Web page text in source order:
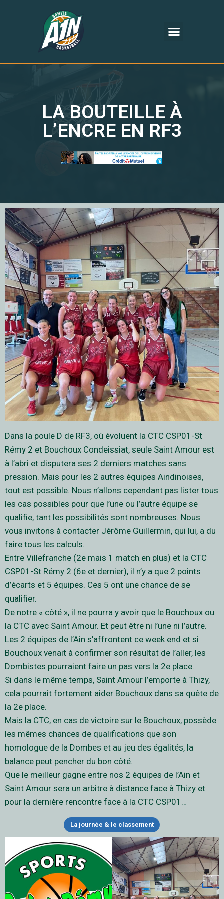
LA BOUTEILLE À
L’ENCRE EN RF3
Dans la poule D de RF3, où évoluent la CTC CSP01-St
Rémy 2 et Bouchoux Condeissiat, seule Saint Amour est
à l’abri et disputera ses 2 derniers matches sans
pression. Mais pour les 2 autres équipes Aindinoises,
tout est possible. Nous n’allons cependant pas lister tous
les cas possibles pour que l’une ou l’autre équipe se
qualifie, tant les possibilités sont nombreuses. Nous
vous invitons à contacter Jérôme Guillermin, qui lui, a du
faire tous les calculs.
Entre Villefranche (2e mais 1 match en plus) et la CTC
CSP01-St Rémy 2 (6e et dernier), il n’y a que 2 points
d’écarts et 5 équipes. Ces 5 ont une chance de se
qualifier.
De notre « côté », il ne pourra y avoir que le Bouchoux ou
la CTC avec Saint Amour. Et peut être ni l’une ni l’autre.
Les 2 équipes de l’Ain s’affrontent ce week end et si
Bouchoux venait à confirmer son résultat de l’aller, les
Dombistes pourraient faire un pas vers la 2e place.
Si dans le même temps, Saint Amour l’emporte à Thizy,
cela pourrait fortement aider Bouchoux dans sa quête de
la 2e place.
Mais la CTC, en cas de victoire sur le Bouchoux, possède
les mêmes chances de qualifications que son
homologue de la Dombes et au jeu des égalités, la
balance peut pencher du bon côté.
Que le meilleur gagne entre nos 2 équipes de l’Ain et
Saint Amour sera un arbitre à distance face à Thizy et
pour la dernière rencontre face à la CTC CSP01…
La journée & le classement